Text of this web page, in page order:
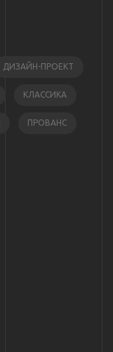
ДИЗАЙН-ПРОЕКТ
КЛАССИКА
ПРОВАНС